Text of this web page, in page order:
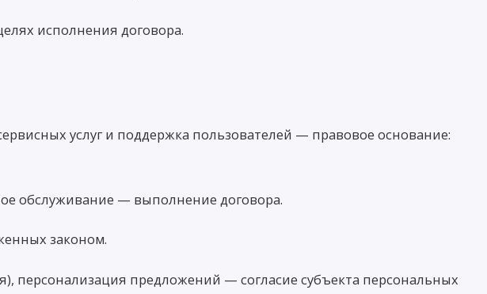
исполнения договора.
услуг и поддержка пользователей — правовое основание:
обслуживание — выполнение договора.
законом.
персонализация предложений — согласие субъекта персональных